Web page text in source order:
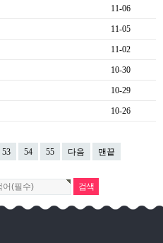
11-06
11-05
11-02
10-30
10-29
10-26
53 54 55 다음 맨끝